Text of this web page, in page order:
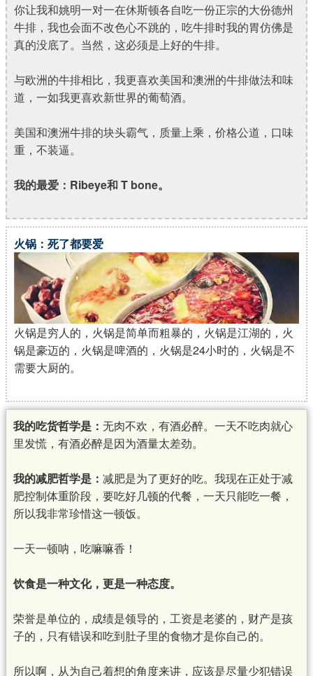
你让我和姚明一对一在休斯顿各自吃一份正宗的大份德州
牛排，我也会面不改色心不跳的，吃牛排时我的胃仿佛是
真的没底了。当然，这必须是上好的牛排。
与欧洲的牛排相比，我更喜欢美国和澳洲的牛排做法和味
道，一如我更喜欢新世界的葡萄酒。
美国和澳洲牛排的块头霸气，质量上乘，价格公道，口味
重，不装逼。
我的最爱：Ribeye和 T bone。
火锅：死了都要爱
火锅是穷人的，火锅是简单而粗暴的，火锅是江湖的，火
锅是豪迈的，火锅是啤酒的，火锅是24小时的，火锅是不
需要大厨的。
我的吃货哲学是： 无肉不欢，有酒必醉。一天不吃肉就心
里发慌，有酒必醉是因为酒量太差劲。
我的减肥哲学是： 减肥是为了更好的吃。我现在正处于减
肥控制体重阶段，要吃好几顿的代餐，一天只能吃一餐，
所以我非常珍惜这一顿饭。
一天一顿呐，吃嘛嘛香！
饮食是一种文化，更是一种态度。
荣誉是单位的，成绩是领导的，工资是老婆的，财产是孩
子的，只有错误和吃到肚子里的食物才是你自己的。
所以啊，从为自己着想的角度来讲，应该是尽量少犯错误